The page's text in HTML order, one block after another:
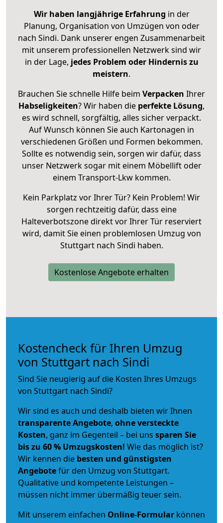
Wir haben langjährige Erfahrung in der
Planung, Organisation von Umzügen von oder
nach Sindi. Dank unserer engen Zusammenarbeit
mit unserem professionellen Netzwerk sind wir
in der Lage, jedes Problem oder Hindernis zu
meistern.
Brauchen Sie schnelle Hilfe beim Verpacken Ihrer
Habseligkeiten? Wir haben die perfekte Lösung,
es wird schnell, sorgfältig, alles sicher verpackt.
Auf Wunsch können Sie auch Kartonagen in
verschiedenen Größen und Formen bekommen.
Sollte es notwendig sein, sorgen wir dafür, dass
unser Netzwerk sogar mit einem Möbellift oder
einem Transport-Lkw kommen.
Kein Parkplatz vor Ihrer Tür? Kein Problem! Wir
sorgen rechtzeitig dafür, dass eine
Halteverbotszone direkt vor Ihrer Tür reserviert
wird, damit Sie einen problemlosen Umzug von
Stuttgart nach Sindi haben.
Kostenlose Angebote erhalten
Kostencheck für Ihren Umzug
von Stuttgart nach Sindi
Sind Sie neugierig auf die Kosten Ihres Umzugs
von Stuttgart nach Sindi?
Wir sind es auch und deshalb bieten wir Ihnen
transparente Angebote, ohne versteckte
Kosten, ganz im Gegenteil – bei uns sparen Sie
bis zu 60 % Umzugskosten! Wie das möglich ist?
Wir kennen die besten und günstigsten
Angebotefür den Umzug von Stuttgart.
Qualitative und kompetente Leistungen –
müssen nicht immer übermäßig teuer sein.
Mit unserem einfachen Online-Formular können